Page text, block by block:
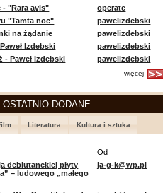
- "Rara avis"
operate
"Tamta noc"
pawelizdebski
na żądanie
pawelizdebski
Izdebski
pawelizdebski
- Paweł Izdebski pawelizdebski
więcej
OSTATNIO DODANE
Literatura Kultura i sztuka
Od
debiutanckiej płyty
– ludowego „małego
ja-g-k@wp.pl